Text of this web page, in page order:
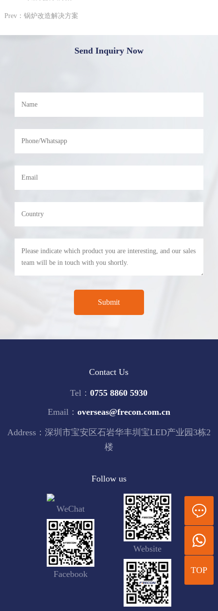
Prev：锅炉改造解决方案
Send Inquiry Now
Contact Us
Tel：0755 8860 5930
Email： overseas@frecon.com.cn
Address：深圳市宝安区石岩华丰圳宝LED产业园3栋2
楼
Follow us
WeChat
Website
Facebook TOP